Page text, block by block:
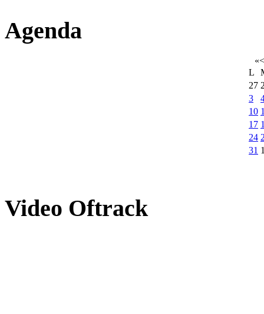
Agenda
«<
L
27
3
10
17
24
31
Video Oftrack